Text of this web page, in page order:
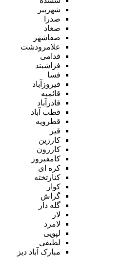
شهرپیر
صدرا
صغاد
صفاشهر
علامرودشت
فدامی
فراشبند
فسا
فیروزآباد
قائمیه
قادرآباد
قطب آباد
قطرویه
قیر
کارزین
کازرون
کامفیروز
کره ای
کنارتخته
کوار
گراش
گله دار
لار
لامرد
لپویی
لطیفی
مبارک آباد دیز